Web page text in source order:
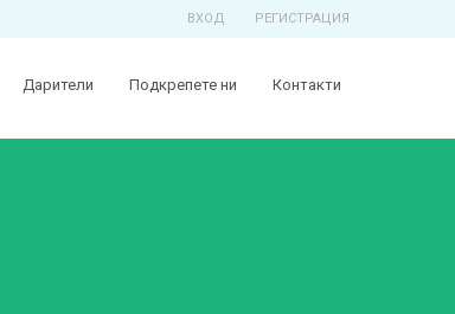
ВХОД РЕГИСТРАЦИЯ
Дарители Подкрепете ни Контакти